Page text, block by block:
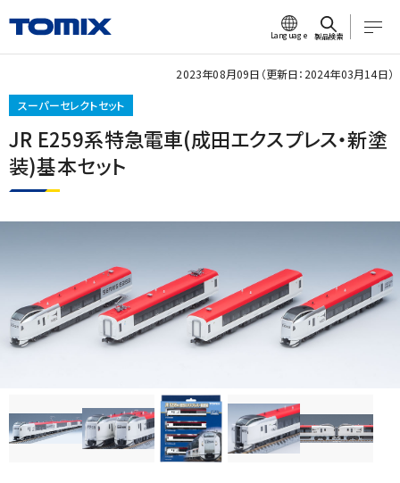
Language 製品検索
スーパーセレクトセット
JR E259系特急電車(成田エクスプレス・新塗
装)基本セット
2023年08月09日（更新日：2024年03月14日）